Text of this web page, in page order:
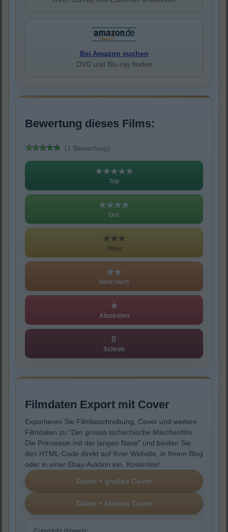
Bei Amazon suchen
DVD und Blu-ray finden
Bewertung dieses Films:
(1 Bewertung)
★★★★★
Top
★★★★
Gut
★★★
Okay
★★
Geht noch
★
Abzuraten
0
Schrott
Filmdaten Export mit Cover
Exportieren Sie Filmbeschreibung, Cover und weitere
Filmdaten zu "Der grosse tschechische Märchenfilm:
Die Prinzessin mit der langen Nase" und binden Sie
den HTML-Code direkt auf Ihrer Website, in Ihrem Blog
oder in einer Ebay-Auktion ein. Kostenlos!